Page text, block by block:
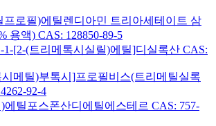
프로필)에틸렌디아민 트리아세테이트 삼
용액) CAS: 128850-89-5
1-[2-(트리메톡시실릴)에틸]디실록산 CAS:
메틸)부톡시]프로필비스(트리메틸실록
92-4
에틸포스폰산디에틸에스테르 CAS: 757-